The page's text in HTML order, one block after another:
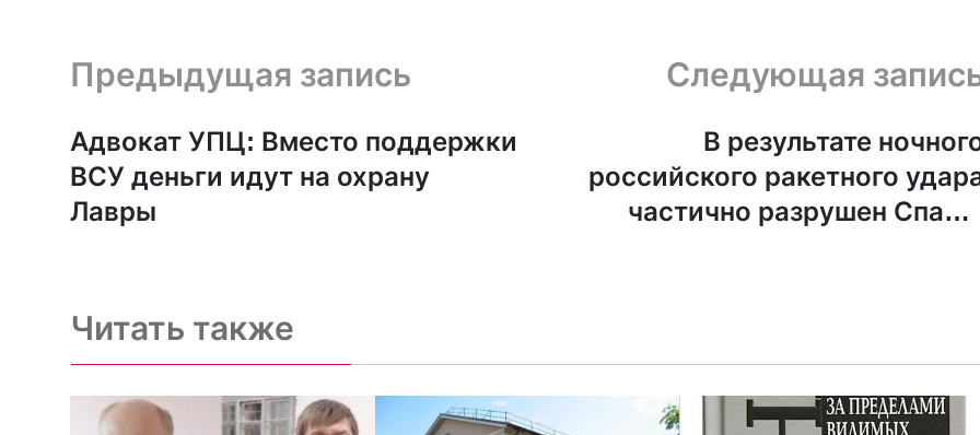
Предыдущая запись и следующая запись
Предыдущая запись
Адвокат УПЦ: Вместо поддержки
ВСУ деньги идут на охрану
Лавры
Следующая
В результате
российского ракетного
частично разрушен
Читать также